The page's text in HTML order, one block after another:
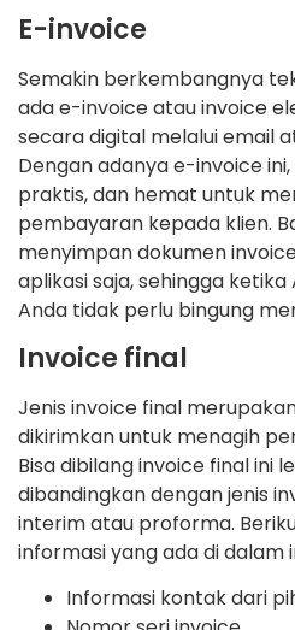
E-invoice
Semakin berkembangnya
ada e-invoice atau invoice
secara digital melalui email
Dengan adanya e-invoice
praktis, dan hemat untuk
pembayaran kepada klien.
menyimpan dokumen
aplikasi saja, sehingga
Anda tidak perlu bingung
Invoice final
Jenis invoice final
dikirimkan untuk menagih
Bisa dibilang invoice final ini
dibandingkan dengan jenis
interim atau proforma.
informasi yang ada di dalam
Informasi kontak dari